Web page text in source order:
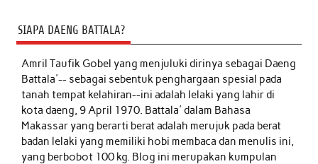
SIAPA DAENG BATTALA?
Amril Taufik Gobelyang menjuluki dirinya sebagai Daeng
Battala'-- sebagai sebentuk penghargaan spesial pada
tanah tempat kelahiran--ini adalah lelaki yang lahir di
kota daeng, 9 April 1970. Battala' dalam Bahasa
Makassar yang berarti berat adalah merujuk pada berat
badan lelaki yang memiliki hobi membaca dan menulis ini,
yang berbobot 100 kg. Blog ini merupakan kumpulan